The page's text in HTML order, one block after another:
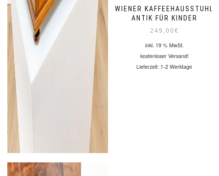
WIENER KAFFEEHAUSSTUHL
ANTIK FÜR KINDER
249,00€
inkl. 19 % MwSt.
kostenloser Versand!
Lieferzeit: 1-2 Werktage